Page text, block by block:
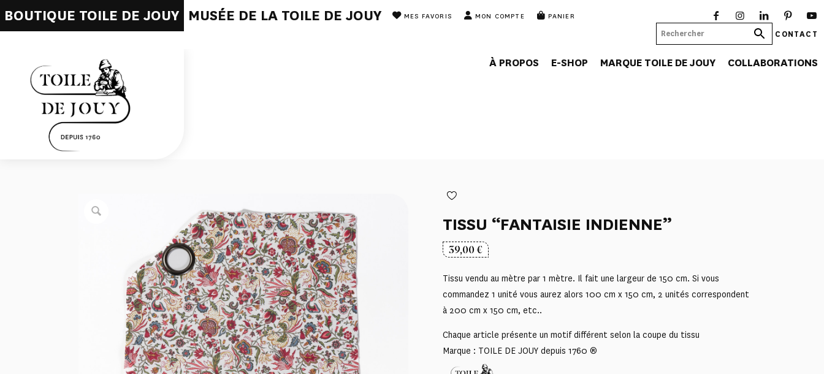
BOUTIQUE TOILE DE JOUY MUSÉE DE LA TOILE DE JOUY MES FAVORIS MON COMPTE PANIER
CONTACT
À PROPOS E-SHOP MARQUE TOILE DE JOUY COLLABORATIONS
TISSU “FANTAISIE INDIENNE”
39,00€
Tissu vendu au mètre par 1 mètre. Il fait une largeur de 150 cm. Si vous
commandez 1 unité vous aurez alors 100 cm x 150 cm, 2 unités correspondent
à 200 cm x 150 cm, etc..
Chaque article présente un motif différent selon la coupe du tissu
Marque : TOILE DE JOUY depuis 1760 ®